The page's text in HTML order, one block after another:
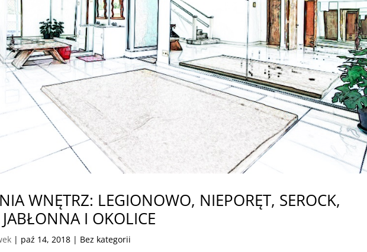
WNĘTRZ: LEGIONOWO, NIEPORĘT, SEROCK,
I OKOLICE
| paź 14, 2018 | Bez kategorii